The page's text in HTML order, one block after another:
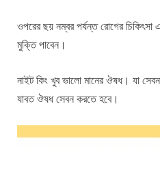
ওপরের ছয় নম্বর পর্যন্ত রোগের
মুক্তি পাবেন।
নাইট কিং খুব ভালো মানের ঔষধ। যা
যাবত ঔষধ সেবন করতে হবে।